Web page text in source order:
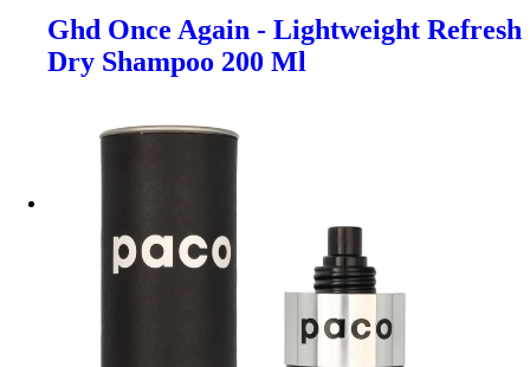
Ghd Once Again - Lightweight Refresh
Dry Shampoo 200 Ml